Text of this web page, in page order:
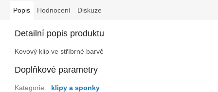
Popis Hodnocení Diskuze
Detailní popis produktu
Kovový klip ve stříbrné barvě
Doplňkové parametry
Kategorie:
klipy a sponky